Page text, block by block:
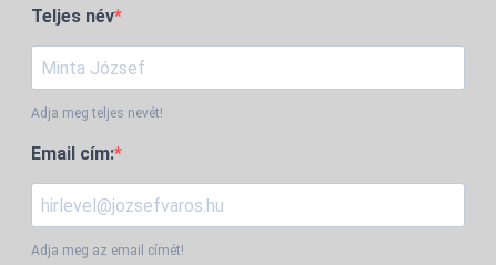
Teljes név
Adja meg teljes nevét!
Email cím:
Adja meg az email címét!